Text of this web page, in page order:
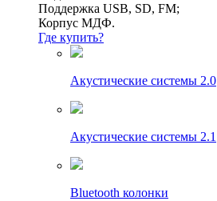
Поддержка USB, SD, FM;
Корпус МДФ.
Где купить?
Акустические системы 2.0
Акустические системы 2.1
Bluetooth колонки